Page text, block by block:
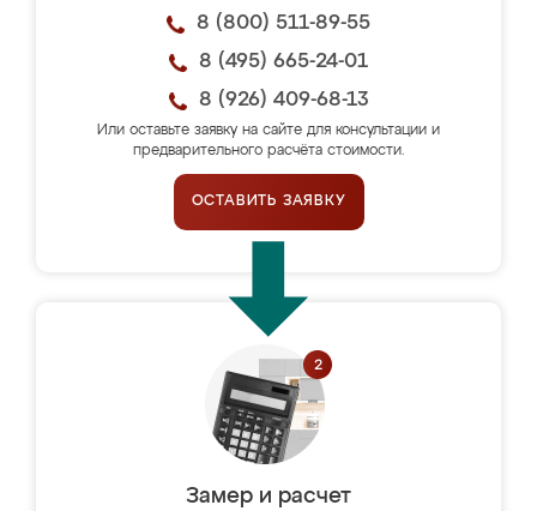
8 (800) 511-89-55
8 (495) 665-24-01
8 (926) 409-68-13
Или оставьте заявку на сайте для консультации и
предварительного расчёта стоимости.
ОСТАВИТЬ ЗАЯВКУ
Замер и расчет